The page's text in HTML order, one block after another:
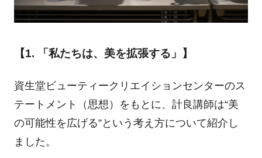
【1. 「私たちは、美を拡張する」】
資生堂ビューティークリエイションセンターのス
テートメント（思想）をもとに、計良講師は“美
の可能性を広げる”という考え方について紹介し
ました。